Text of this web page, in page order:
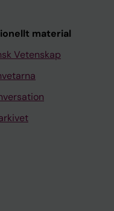
material
Vetenskap